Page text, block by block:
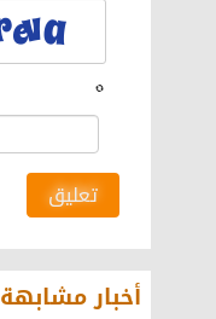
تعليق
أخبار مشابهة